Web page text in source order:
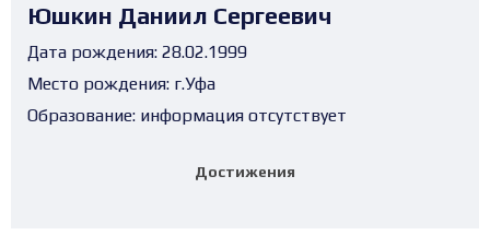
Юшкин Даниил Сергеевич
Дата рождения: 28.02.1999
Место рождения: г.Уфа
Образование: информация отсутствует
Достижения